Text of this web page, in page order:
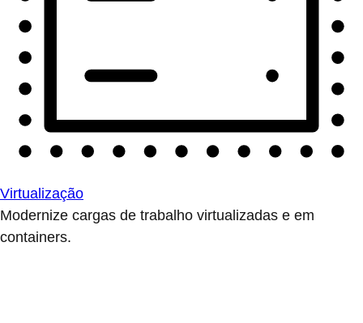
Virtualização
Modernize cargas de trabalho virtualizadas e em
containers.